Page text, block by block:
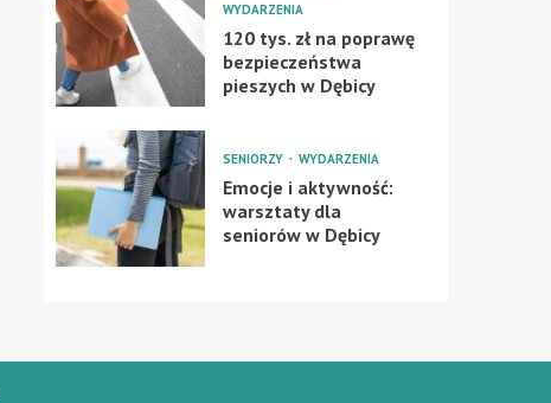
WYDARZENIA
120 tys. zł na poprawę
bezpieczeństwa
pieszych w Dębicy
SENIORZY WYDARZENIA
Emocje i aktywność:
warsztaty dla
seniorów w Dębicy